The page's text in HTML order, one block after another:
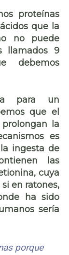
proteínas
que la
no puede
llamados 9
debemos
para un
que el
prolongan la
es
ingesta de
las
, cuya
en ratones,
ha sido
sería
porque